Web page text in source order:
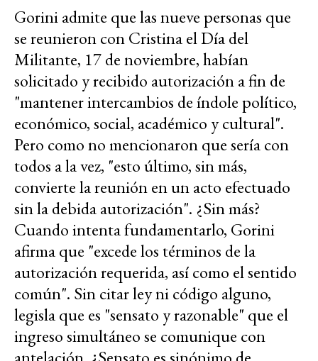
Gorini admite que las nueve personas que
se reunieron con Cristina el Día del
Militante, 17 de noviembre, habían
solicitado y recibido autorización a fin de
"mantener intercambios de índole político,
económico, social, académico y cultural".
Pero como no mencionaron que sería con
todos a la vez, "esto último, sin más,
convierte la reunión en un acto efectuado
sin la debida autorización". ¿Sin más?
Cuando intenta fundamentarlo, Gorini
afirma que "excede los términos de la
autorización requerida, así como el sentido
común". Sin citar ley ni código alguno,
legisla que es "sensato y razonable" que el
ingreso simultáneo se comunique con